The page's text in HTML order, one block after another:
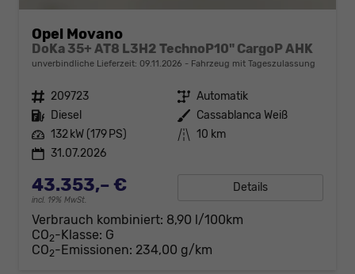
Opel Movano
DoKa 35+ AT8 L3H2 TechnoP10" CargoP AHK
unverbindliche Lieferzeit: 09.11.2026 Fahrzeug mit Tageszulassung
Fahrzeugnr. 209723 Getriebe Automatik
Kraftstoff Diesel Außenfarbe Cassablanca Weiß
Leistung 132 kW (179 PS) Kilometerstand 10 km
31.07.2026
43.353,– €
incl. 19% MwSt.
Details
Verbrauch kombiniert: 8,90 l/100km
CO2-Klasse: G
CO2-Emissionen: 234,00 g/km